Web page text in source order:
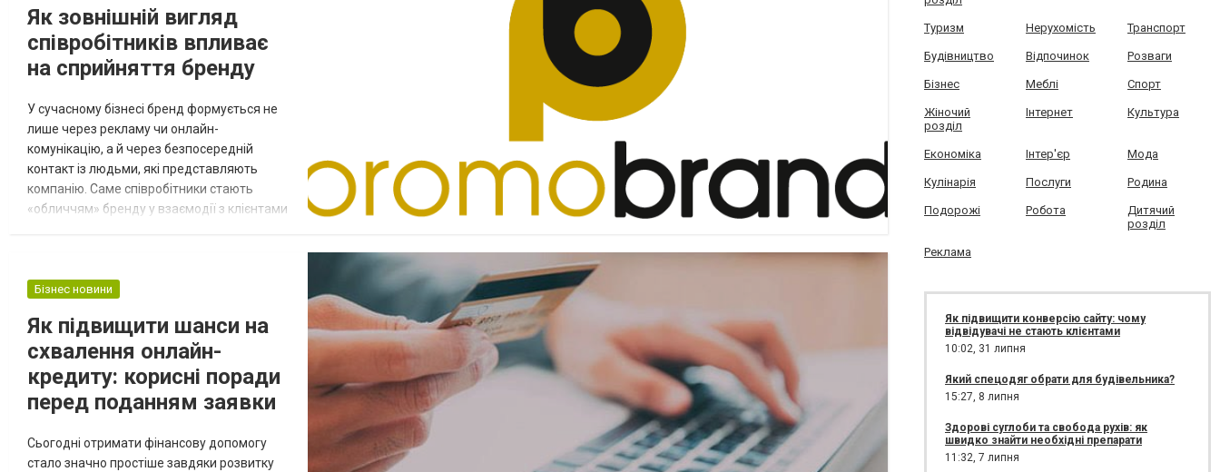
Як зовнішній вигляд
співробітників впливає
на сприйняття бренду
У сучасному бізнесі бренд формується не
лише через рекламу чи онлайн-
комунікацію, а й через безпосередній
контакт із людьми, які представляють
компанію. Саме співробітники стають
«обличчям» бренду у взаємодії з клієнтами
відповідність корпоративному образу —
початку розмови. У практиці Промобренд
(Promobrand)...
Бізнес новини
Як підвищити шанси на
схвалення онлайн-
кредиту: корисні поради
перед поданням заявки
Сьогодні отримати фінансову допомогу
стало значно простіше завдяки розвитку
Туризм Нерухомість Транспорт
Будівництво Відпочинок Розваги
Бізнес Меблі Спорт
Жіночий
розділ
Інтернет Культура
Економіка Інтер'єр Мода
Кулінарія Послуги Родина
Подорожі Робота
Дитячий
розділ
Реклама
Як підвищити конверсію сайту: чому
відвідувачі не стають клієнтами
10:02, 31 липня
Який спецодяг обрати для будівельника?
15:27, 8 липня
Здорові суглоби та свобода рухів: як
швидко знайти необхідні препарати
11:32, 7 липня